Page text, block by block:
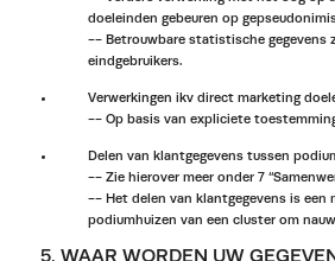
doeleinden gebeuren op
-- Betrouwbare statistische gegevens
eindgebruikers.
Verwerkingen ikv direct marketing
-- Op basis van expliciete
Delen van klantgegevens tussen
-- Zie hierover meer onder 7
-- Het delen van klantgegevens is een
podiumhuizen van een cluster om
5. WAAR WORDEN UW